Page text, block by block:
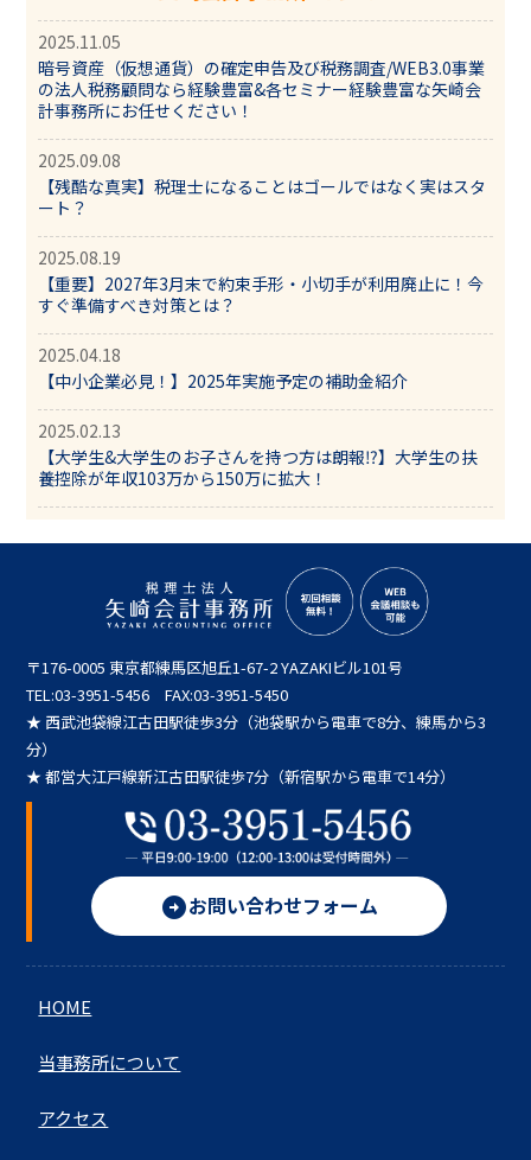
2025.11.05
暗号資産（仮想通貨）の確定申告及び税務調査/WEB3.0事業
の法人税務顧問なら経験豊富&各セミナー経験豊富な矢崎会
計事務所にお任せください！
2025.09.08
【残酷な真実】税理士になることはゴールではなく実はスタ
ート？
2025.08.19
【重要】2027年3月末で約束手形・小切手が利用廃止に！今
すぐ準備すべき対策とは？
2025.04.18
【中小企業必見！】2025年実施予定の補助金紹介
2025.02.13
【大学生&大学生のお子さんを持つ方は朗報⁉】大学生の扶
養控除が年収103万から150万に拡大！
〒176-0005 東京都練馬区旭丘1-67-2 YAZAKIビル101号
TEL:03-3951-5456 FAX:03-3951-5450
★ 西武池袋線江古田駅徒歩3分（池袋駅から電車で8分、練馬から3
分）
★ 都営大江戸線新江古田駅徒歩7分（新宿駅から電車で14分）
arrow_circle_rightお問い合わせフォーム
HOME
当事務所について
アクセス